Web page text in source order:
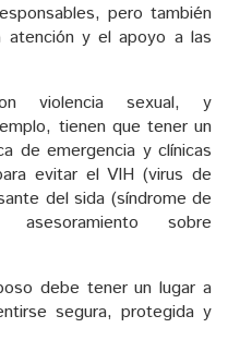
pero también
atención y el apoyo a las
violencia sexual, y
tienen que tener un
de emergencia y clínicas
evitar el VIH (virus de
del sida (síndrome de
asesoramiento sobre
debe tener un lugar a
segura, protegida y